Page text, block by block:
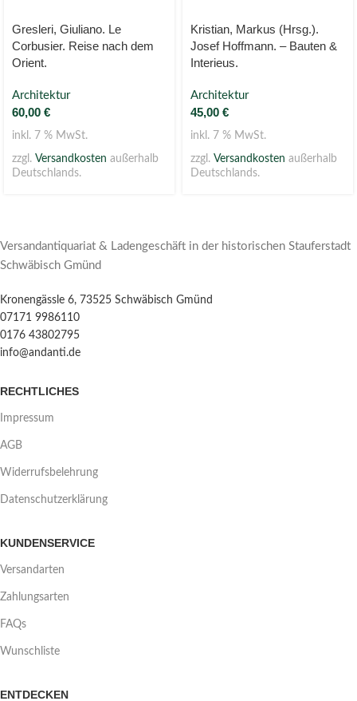
Gresleri, Giuliano. Le
Corbusier. Reise nach dem
Orient.
Architektur
60,00 €
inkl. 7 % MwSt.
zzgl. Versandkosten außerhalb
Deutschlands.
Kristian, Markus (Hrsg.).
Josef Hoffmann. – Bauten &
Interieus.
Architektur
45,00 €
inkl. 7 % MwSt.
zzgl. Versandkosten außerhalb
Deutschlands.
Versandantiquariat & Ladengeschäft in der historischen Stauferstadt
Schwäbisch Gmünd
Kronengässle 6, 73525 Schwäbisch Gmünd
07171 9986110
0176 43802795
info@andanti.de
RECHTLICHES
Impressum
AGB
Widerrufsbelehrung
Datenschutzerklärung
KUNDENSERVICE
Versandarten
Zahlungsarten
FAQs
Wunschliste
ENTDECKEN